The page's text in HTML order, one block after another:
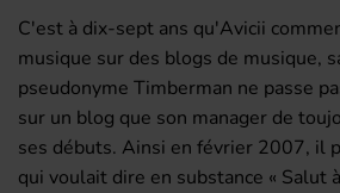
C'est à dix-sept ans qu'Avicii
musique sur des blogs de musique,
pseudonyme Timberman ne passe
sur un blog que son manager de
ses débuts. Ainsi en février 2007, il
qui voulait dire en substance « Salut